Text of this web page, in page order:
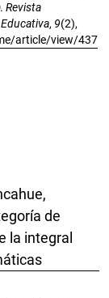
Revista
, 9(2),
article/view/437
de
la integral